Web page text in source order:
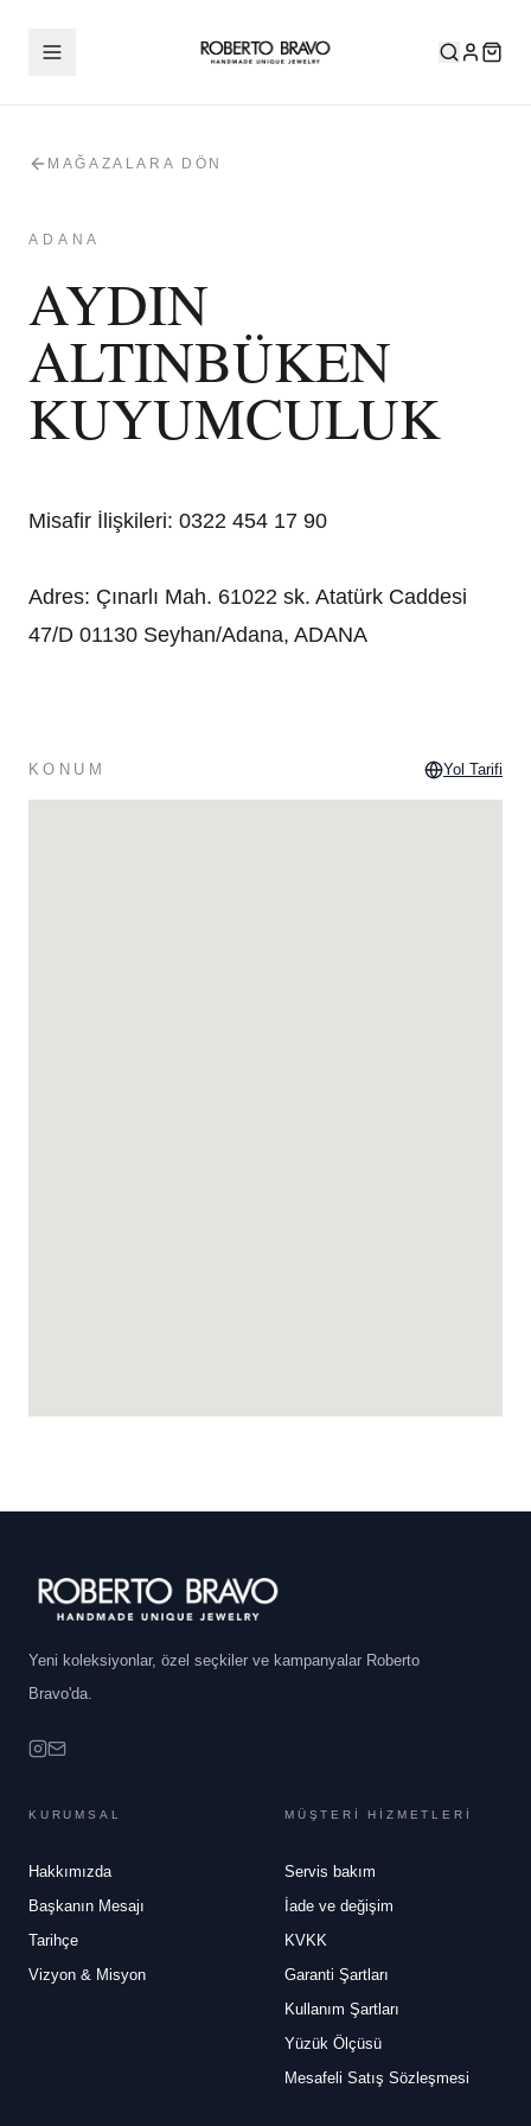
MAĞAZALARA DÖN
ADANA
AYDIN
ALTINBÜKEN
KUYUMCULUK
Misafir İlişkileri: 0322 454 17 90
Adres: Çınarlı Mah. 61022 sk. Atatürk Caddesi
47/D 01130 Seyhan/Adana, ADANA
KONUM Yol Tarifi
Yeni koleksiyonlar, özel seçkiler ve kampanyalar Roberto
Bravo'da.
KURUMSAL
Hakkımızda
Başkanın Mesajı
Tarihçe
Vizyon & Misyon
MÜŞTERİ HİZMETLERİ
Servis bakım
İade ve değişim
KVKK
Garanti Şartları
Kullanım Şartları
Yüzük Ölçüsü
Mesafeli Satış Sözleşmesi